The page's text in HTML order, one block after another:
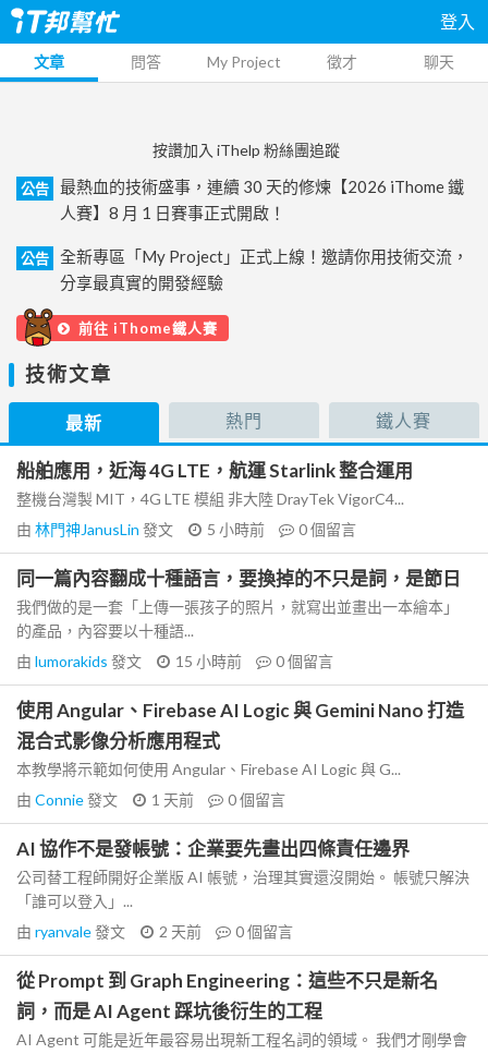
登入
文章 問答 My Project 徵才 聊天
按讚加入 iThelp 粉絲團追蹤
公告
最熱血的技術盛事，連續 30 天的修煉【2026 iThome 鐵
人賽】8 月 1 日賽事正式開啟！
公告
全新專區「My Project」正式上線！邀請你用技術交流，
分享最真實的開發經驗
前往 iThome鐵人賽
技術文章
最新 熱門 鐵人賽
船舶應用，近海 4G LTE，航運 Starlink 整合運用
整機台灣製 MIT，4G LTE 模組 非大陸 DrayTek VigorC4...
由 林門神JanusLin 發文 5 小時前 0個留言
同一篇內容翻成十種語言，要換掉的不只是詞，是節日
我們做的是一套「上傳一張孩子的照片，就寫出並畫出一本繪本」
的產品，內容要以十種語...
由 lumorakids 發文 15 小時前 0個留言
使用 Angular、Firebase AI Logic 與 Gemini Nano 打造
混合式影像分析應用程式
本教學將示範如何使用 Angular、Firebase AI Logic 與 G...
由 Connie發文 1 天前 0個留言
AI 協作不是發帳號：企業要先畫出四條責任邊界
公司替工程師開好企業版 AI 帳號，治理其實還沒開始。 帳號只解決
「誰可以登入」...
由 ryanvale發文 2 天前 0個留言
從 Prompt 到 Graph Engineering：這些不只是新名
詞，而是 AI Agent 踩坑後衍生的工程
AI Agent 可能是近年最容易出現新工程名詞的領域。 我們才剛學會